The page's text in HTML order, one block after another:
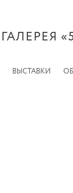
ГАЛЕРЕЯ
ВЫСТАВКИ